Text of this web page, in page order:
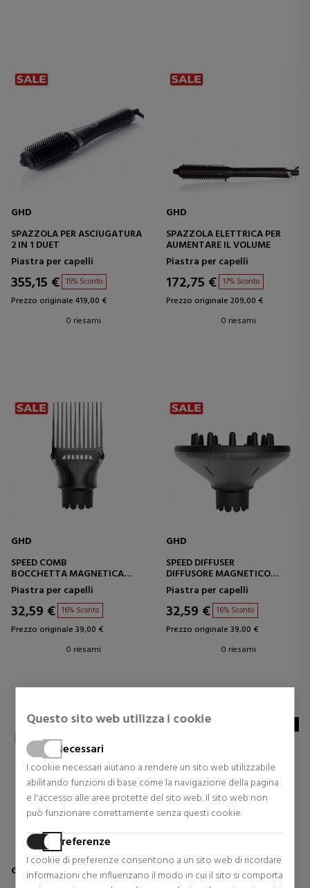
Questo sito web utilizza i cookie
Necessari
I cookie necessari aiutano a rendere un sito web utilizzabile
abilitando funzioni di base come la navigazione della pagina
e l'accesso alle aree protette del sito web. Il sito web non
può funzionare correttamente senza questi cookie.
Preferenze
I cookie di preferenze consentono a un sito web di ricordare
informazioni che influenzano il modo in cui il sito si comporta
GHD
SPAZZOLA PER ASCIUGATURA
2 IN 1 DUET
Piastra per capelli
355,15 € 15% Sconto
Prezzo originale 419,00 €
0 riesami
GHD
SPAZZOLA ELETTRICA PER
AUMENTARE IL VOLUME
Piastra per capelli
172,75 € 17% Sconto
Prezzo originale 209,00 €
0 riesami
GHD
SPEED COMB
BOCCHETTA MAGNETICA
PROFESSIONALE CON PETTINE
Piastra per capelli
32,59 € 16% Sconto
Prezzo originale 39,00 €
0 riesami
GHD
SPEED DIFFUSER
DIFFUSORE MAGNETICO
PROFESSIONALE PER CAPELLI
RICCI
Piastra per capelli
32,59 € 16% Sconto
Prezzo originale 39,00 €
0 riesami
GHD
GHD